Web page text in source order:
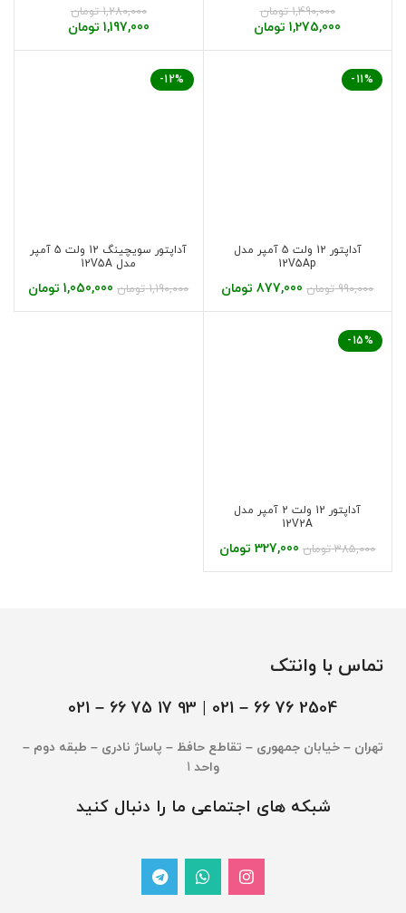
1,490,000 تومان
1,275,000 تومان
1,280,000 تومان
1,197,000 تومان
-11%
آداپتور 12 ولت 5 آمپر مدل
12V5Ap
990,000 تومان 877,000 تومان
-12%
آداپتور سویچینگ 12 ولت 5 آمپر
مدل 12V5A
1,190,000 تومان 1,050,000 تومان
-15%
آداپتور 12 ولت 2 آمپر مدل
12V2A
385,000 تومان 327,000 تومان
تماس با وانتک
2504 76 66 – 021 | 93 17 75 66
– 021
تهران – خیابان جمهوری – تقاطع حافظ – پاساژ نادری – طبقه دوم –
واحد
شبکه های اجتماعی ما را دنبال کنید